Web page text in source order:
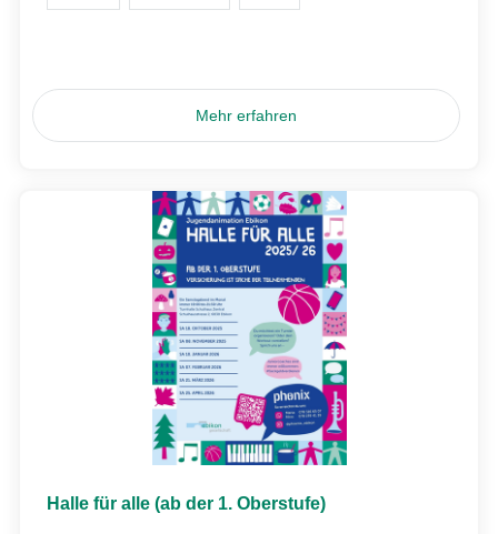
Mehr erfahren
Halle für alle (ab der 1. Oberstufe)